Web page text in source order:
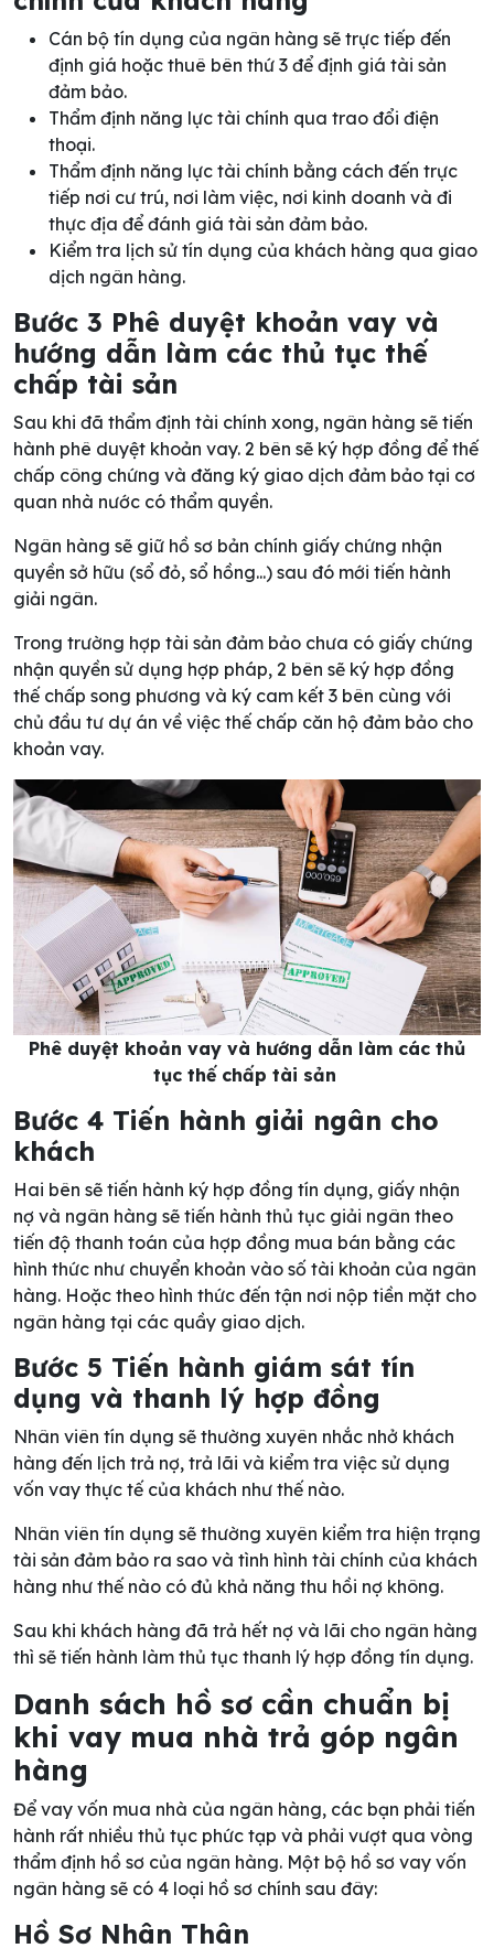
Cán bộ tín dụng của ngân hàng sẽ trực tiếp đến
định giá hoặc thuê bên thứ 3 để định giá tài sản
đảm bảo.
Thẩm định năng lực tài chính qua trao đổi điện
thoại.
Thẩm định năng lực tài chính bằng cách đến trực
tiếp nơi cư trú, nơi làm việc, nơi kinh doanh và đi
thực địa để đánh giá tài sản đảm bảo.
Kiểm tra lịch sử tín dụng của khách hàng qua giao
dịch ngân hàng.
Bước 3 Phê duyệt khoản vay và
hướng dẫn làm các thủ tục thế
chấp tài sản
Sau khi đã thẩm định tài chính xong, ngân hàng sẽ tiến
hành phê duyệt khoản vay. 2 bên sẽ ký hợp đồng để thế
chấp công chứng và đăng ký giao dịch đảm bảo tại cơ
quan nhà nước có thẩm quyền.
Ngân hàng sẽ giữ hồ sơ bản chính giấy chứng nhận
quyền sở hữu (sổ đỏ, sổ hồng...) sau đó mới tiến hành
giải ngân.
Trong trường hợp tài sản đảm bảo chưa có giấy chứng
nhận quyền sử dụng hợp pháp, 2 bên sẽ ký hợp đồng
thế chấp song phương và ký cam kết 3 bên cùng với
chủ đầu tư dự án về việc thế chấp căn hộ đảm bảo cho
khoản vay.
Phê duyệt khoản vay và hướng dẫn làm các thủ
tục thế chấp tài sản
Bước 4 Tiến hành giải ngân cho
khách
Hai bên sẽ tiến hành ký hợp đồng tín dụng, giấy nhận
nợ và ngân hàng sẽ tiến hành thủ tục giải ngân theo
tiến độ thanh toán của hợp đồng mua bán bằng các
hình thức như chuyển khoản vào số tài khoản của ngân
hàng. Hoặc theo hình thức đến tận nơi nộp tiền mặt cho
ngân hàng tại các quầy giao dịch.
Bước 5 Tiến hành giám sát tín
dụng và thanh lý hợp đồng
Nhân viên tín dụng sẽ thường xuyên nhắc nhở khách
hàng đến lịch trả nợ, trả lãi và kiểm tra việc sử dụng
vốn vay thực tế của khách như thế nào.
Nhân viên tín dụng sẽ thường xuyên kiểm tra hiện trạng
tài sản đảm bảo ra sao và tình hình tài chính của khách
hàng như thế nào có đủ khả năng thu hồi nợ không.
Sau khi khách hàng đã trả hết nợ và lãi cho ngân hàng
thì sẽ tiến hành làm thủ tục thanh lý hợp đồng tín dụng.
Danh sách hồ sơ cần chuẩn bị
khi vay mua nhà trả góp ngân
hàng
Để vay vốn mua nhà của ngân hàng, các bạn phải tiến
hành rất nhiều thủ tục phức tạp và phải vượt qua vòng
thẩm định hồ sơ của ngân hàng. Một bộ hồ sơ vay vốn
ngân hàng sẽ có 4 loại hồ sơ chính sau đây:
Hồ Sơ Nhân Thân